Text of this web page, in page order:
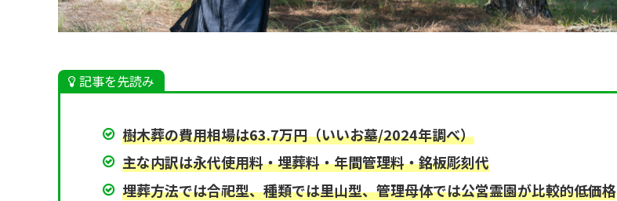
記事を先読み
樹木葬の費用相場は63.7万円（いいお墓/2024年調べ）
主な内訳は永代使用料・埋葬料・年間管理料・銘板彫刻代
埋葬方法では合祀型、種類では里山型、管理母体では公営霊園が比較的低価格